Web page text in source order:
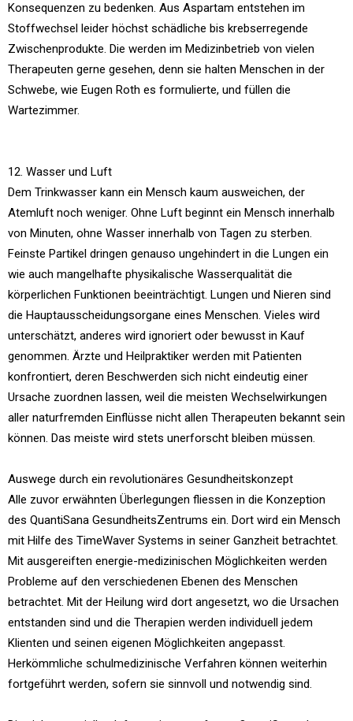
Konsequenzen zu bedenken. Aus Aspartam entstehen im
Stoffwechsel leider höchst schädliche bis krebserregende
Zwischenprodukte. Die werden im Medizinbetrieb von vielen
Therapeuten gerne gesehen, denn sie halten Menschen in der
Schwebe, wie Eugen Roth es formulierte, und füllen die
Wartezimmer.
12. Wasser und Luft
Dem Trinkwasser kann ein Mensch kaum ausweichen, der
Atemluft noch weniger. Ohne Luft beginnt ein Mensch innerhalb
von Minuten, ohne Wasser innerhalb von Tagen zu sterben.
Feinste Partikel dringen genauso ungehindert in die Lungen ein
wie auch mangelhafte physikalische Wasserqualität die
körperlichen Funktionen beeinträchtigt. Lungen und Nieren sind
die Hauptausscheidungsorgane eines Menschen. Vieles wird
unterschätzt, anderes wird ignoriert oder bewusst in Kauf
genommen. Ärzte und Heilpraktiker werden mit Patienten
konfrontiert, deren Beschwerden sich nicht eindeutig einer
Ursache zuordnen lassen, weil die meisten Wechselwirkungen
aller naturfremden Einflüsse nicht allen Therapeuten bekannt sein
können. Das meiste wird stets unerforscht bleiben müssen.
Auswege durch ein revolutionäres Gesundheitskonzept
Alle zuvor erwähnten Überlegungen fliessen in die Konzeption
des QuantiSana GesundheitsZentrums ein. Dort wird ein Mensch
mit Hilfe des TimeWaver Systems in seiner Ganzheit betrachtet.
Mit ausgereiften energie-medizinischen Möglichkeiten werden
Probleme auf den verschiedenen Ebenen des Menschen
betrachtet. Mit der Heilung wird dort angesetzt, wo die Ursachen
entstanden sind und die Therapien werden individuell jedem
Klienten und seinen eigenen Möglichkeiten angepasst.
Herkömmliche schulmedizinische Verfahren können weiterhin
fortgeführt werden, sofern sie sinnvoll und notwendig sind.